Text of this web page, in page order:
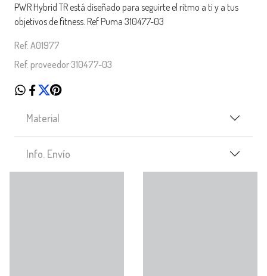
PWR Hybrid TR está diseñado para seguirte el ritmo a ti y a tus
objetivos de fitness. Ref Puma 310477-03
Ref. A01977
Ref. proveedor 310477-03
Material
Info. Envío